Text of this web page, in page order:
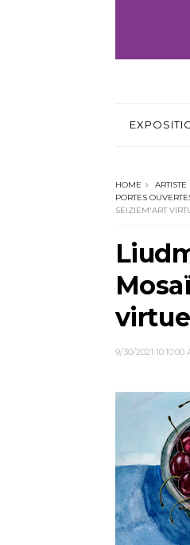
HOME ARTISTE
PORTES
SEIZIEM'ART
9/30/2021 10:10:00